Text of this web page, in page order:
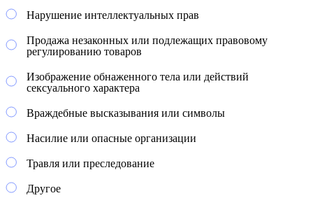
Нарушение интеллектуальных прав
Продажа незаконных или подлежащих правовому
регулированию товаров
Изображение обнаженного тела или действий
сексуального характера
Враждебные высказывания или символы
Насилие или опасные организации
Травля или преследование
Другое